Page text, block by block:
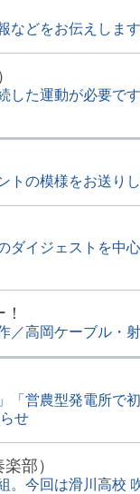
などをお伝えします
した運動が必要で
トの模様をお送り
イジェストを中
高岡ケーブル・
「営農型発電所
せ
部）
。今回は滑川高校